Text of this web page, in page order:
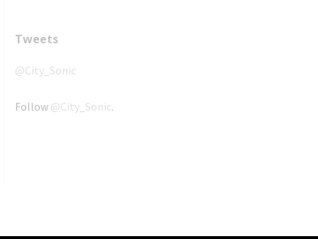
Tweets
@City_Sonic
Follow @City_Sonic.